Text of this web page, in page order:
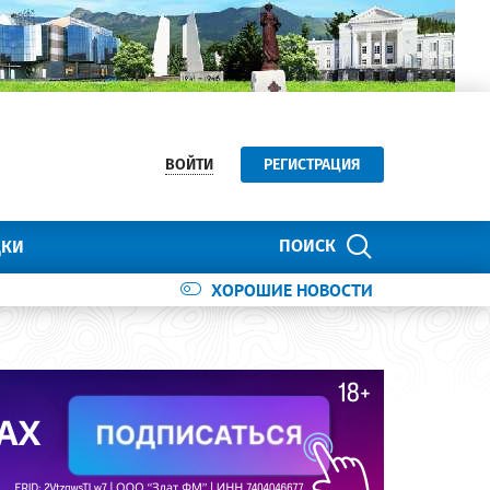
ВОЙТИ РЕГИСТРАЦИЯ
ПОИСК
ХОРОШИЕ НОВОСТИ